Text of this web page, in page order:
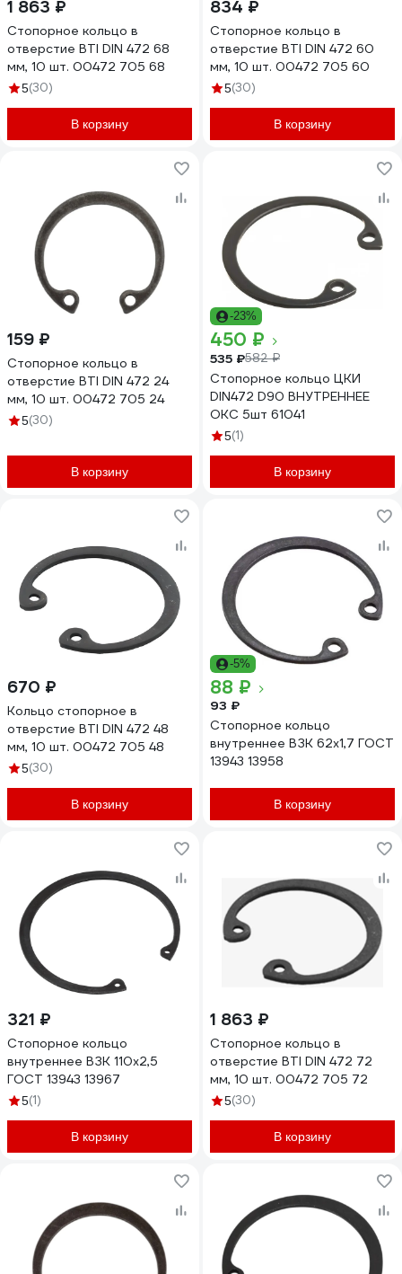
1 863 ₽
Стопорное кольцо в
отверстие BTI DIN 472 68
мм, 10 шт. 00472 705 68
5(30)
В корзину
834 ₽
Стопорное кольцо в
отверстие BTI DIN 472 60
мм, 10 шт. 00472 705 60
5(30)
В корзину
159 ₽
Стопорное кольцо в
отверстие BTI DIN 472 24
мм, 10 шт. 00472 705 24
5(30)
В корзину
-23%
450 ₽
535 ₽582 ₽
Стопорное кольцо ЦКИ
DIN472 D90 ВНУТРЕННЕЕ
ОКС 5шт 61041
5(1)
В корзину
670 ₽
Кольцо стопорное в
отверстие BTI DIN 472 48
мм, 10 шт. 00472 705 48
5(30)
В корзину
-5%
88 ₽
93 ₽
Стопорное кольцо
внутреннее ВЗК 62x1,7 ГОСТ
13943 13958
В корзину
321 ₽
Стопорное кольцо
внутреннее ВЗК 110x2,5
ГОСТ 13943 13967
5(1)
В корзину
1 863 ₽
Стопорное кольцо в
отверстие BTI DIN 472 72
мм, 10 шт. 00472 705 72
5(30)
В корзину